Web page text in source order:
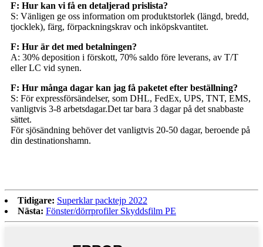
F: Hur kan vi få en detaljerad prislista?
S: Vänligen ge oss information om produktstorlek (längd, bredd,
tjocklek), färg, förpackningskrav och inköpskvantitet.
F: Hur är det med betalningen?
A: 30% deposition i förskott, 70% saldo före leverans, av T/T
eller LC vid synen.
F: Hur många dagar kan jag få paketet efter beställning?
S: För expressförsändelser, som DHL, FedEx, UPS, TNT, EMS,
vanligtvis 3-8 arbetsdagar.Det tar bara 3 dagar på det snabbaste
sättet.
För sjösändning behöver det vanligtvis 20-50 dagar, beroende på
din destinationshamn.
Tidigare: Superklar packtejp 2022
Nästa: Fönster/dörrprofiler Skyddsfilm PE